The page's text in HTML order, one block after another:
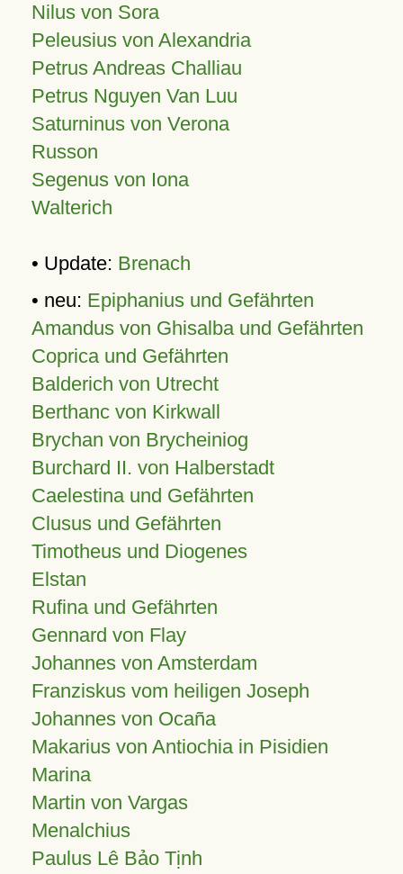
Nilus von Sora
Peleusius von Alexandria
Petrus Andreas Challiau
Petrus Nguyen Van Luu
Saturninus von Verona
Russon
Segenus von Iona
Walterich
• Update: Brenach
• neu: Epiphanius und Gefährten
Amandus von Ghisalba und Gefährten
Coprica und Gefährten
Balderich von Utrecht
Berthanc von Kirkwall
Brychan von Brycheiniog
Burchard II. von Halberstadt
Caelestina und Gefährten
Clusus und Gefährten
Timotheus und Diogenes
Elstan
Rufina und Gefährten
Gennard von Flay
Johannes von Amsterdam
Franziskus vom heiligen Joseph
Johannes von Ocaña
Makarius von Antiochia in Pisidien
Marina
Martin von Vargas
Menalchius
Paulus Lê Bảo Tịnh